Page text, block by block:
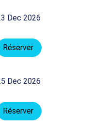
Dec 2026
Réserver
Dec 2026
Réserver